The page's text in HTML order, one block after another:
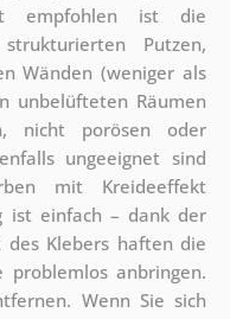
empfohlen ist die
Putzen,
Wänden (weniger als
unbelüfteten Räumen
nicht porösen oder
ungeeignet sind
mit Kreideeffekt
ist einfach – dank der
Klebers haften die
anbringen.
Wenn Sie sich